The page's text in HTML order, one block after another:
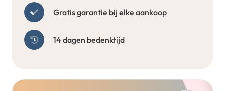
Gratis garantie bij elke aankoop
14 dagen bedenktijd